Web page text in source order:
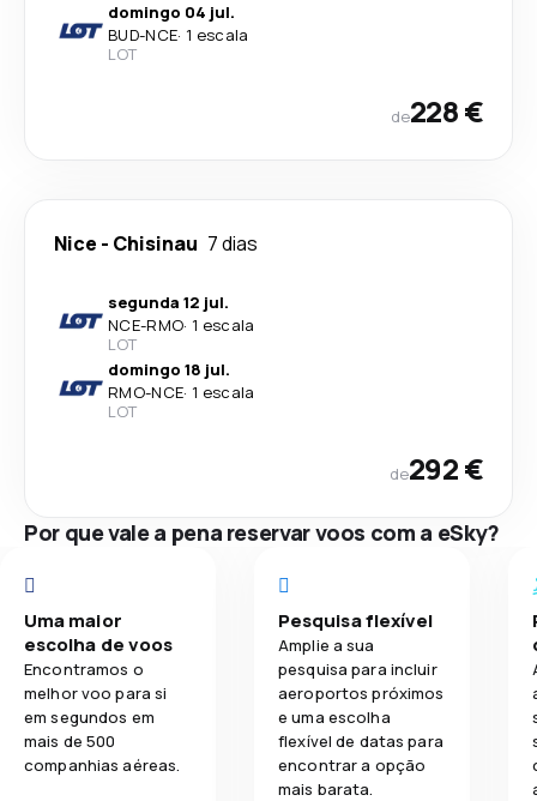
domingo 04 jul.
BUD-NCE· 1 escala
LOT
de228 €
Nice - Chisinau 7 dias
segunda 12 jul.
NCE-RMO· 1 escala
LOT
domingo 18 jul.
RMO-NCE· 1 escala
LOT
de292 €
Por que vale a pena reservar voos com a eSky?
Uma maior
escolha de voos
Encontramos o
melhor voo para si
em segundos em
mais de 500
companhias aéreas.
Pesquisa flexível
Amplie a sua
pesquisa para incluir
aeroportos próximos
e uma escolha
flexível de datas para
encontrar a opção
mais barata.